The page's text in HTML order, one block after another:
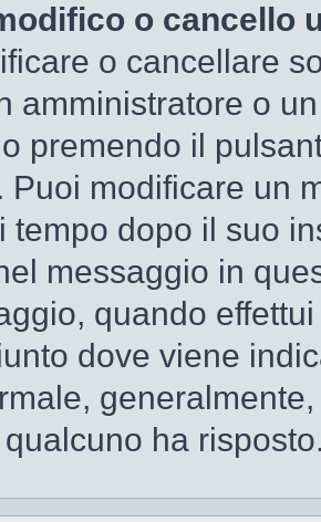
o cancello
o cancellare
amministratore o
premendo il
Puoi modificare un
tempo dopo il suo
messaggio in
quando
dove viene
ha